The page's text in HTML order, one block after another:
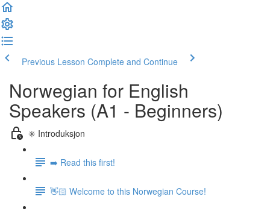
Previous Lesson Complete and Continue
Norwegian for English
Speakers (A1 - Beginners)
✳️ Introduksjon
➡️ Read this first!
👋🏻 Welcome to this Norwegian Course!